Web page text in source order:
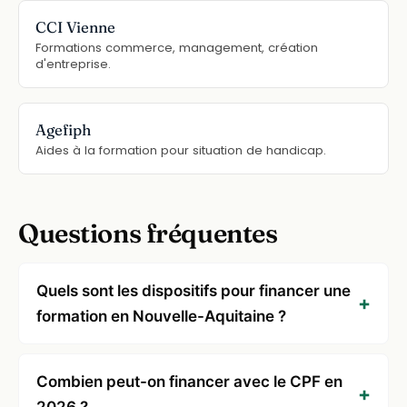
CCI Vienne
Formations commerce, management, création
d'entreprise.
Agefiph
Aides à la formation pour situation de handicap.
Questions fréquentes
Quels sont les dispositifs pour financer une
formation en Nouvelle-Aquitaine ?
Combien peut-on financer avec le CPF en